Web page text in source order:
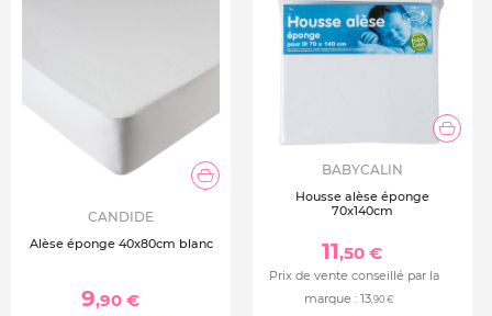
CANDIDE
Alèse éponge 40x80cm blanc
9,90 €
BABYCALIN
Housse alèse éponge
70x140cm
11,50 €
Prix de vente conseillé par la
marque : 13,90 €